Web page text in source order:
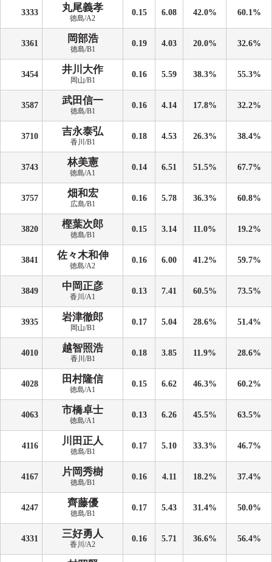
3333 丸尾義孝
徳島/A2
0.15 6.08 42.0% 60.1%
3361 岡部浩
徳島/B1
0.19 4.03 20.0% 32.6%
3454 井川大作
岡山/B1
0.16 5.59 38.3% 55.3%
3587 武田信一
徳島/B1
0.16 4.14 17.8% 32.2%
3710 吉永泰弘
香川/B1
0.18 4.53 26.3% 38.4%
3743 林美憲
徳島/A1
0.14 6.51 51.5% 67.7%
3757 畑和宏
広島/B1
0.16 5.78 36.3% 60.8%
3820 樫葉次郎
徳島/B1
0.15 3.14 11.0% 19.2%
3841 佐々木和伸
徳島/A2
0.16 6.00 41.2% 59.7%
3849 中岡正彦
香川/A1
0.13 7.41 60.5% 73.5%
3935 岩津徹郎
岡山/B1
0.17 5.04 28.6% 51.4%
4010 越智照浩
香川/B1
0.18 3.85 11.9% 28.6%
4028 田村隆信
徳島/A1
0.15 6.62 46.3% 60.2%
4063 市橋卓士
徳島/A1
0.13 6.26 45.5% 63.5%
4116 川田正人
徳島/B1
0.17 5.10 33.3% 46.7%
4167 片岡秀樹
徳島/B1
0.16 4.11 18.2% 37.4%
4247 齊藤優
徳島/B1
0.17 5.43 31.4% 50.0%
4331 三好勇人
香川/A2
0.16 5.71 36.6% 56.4%